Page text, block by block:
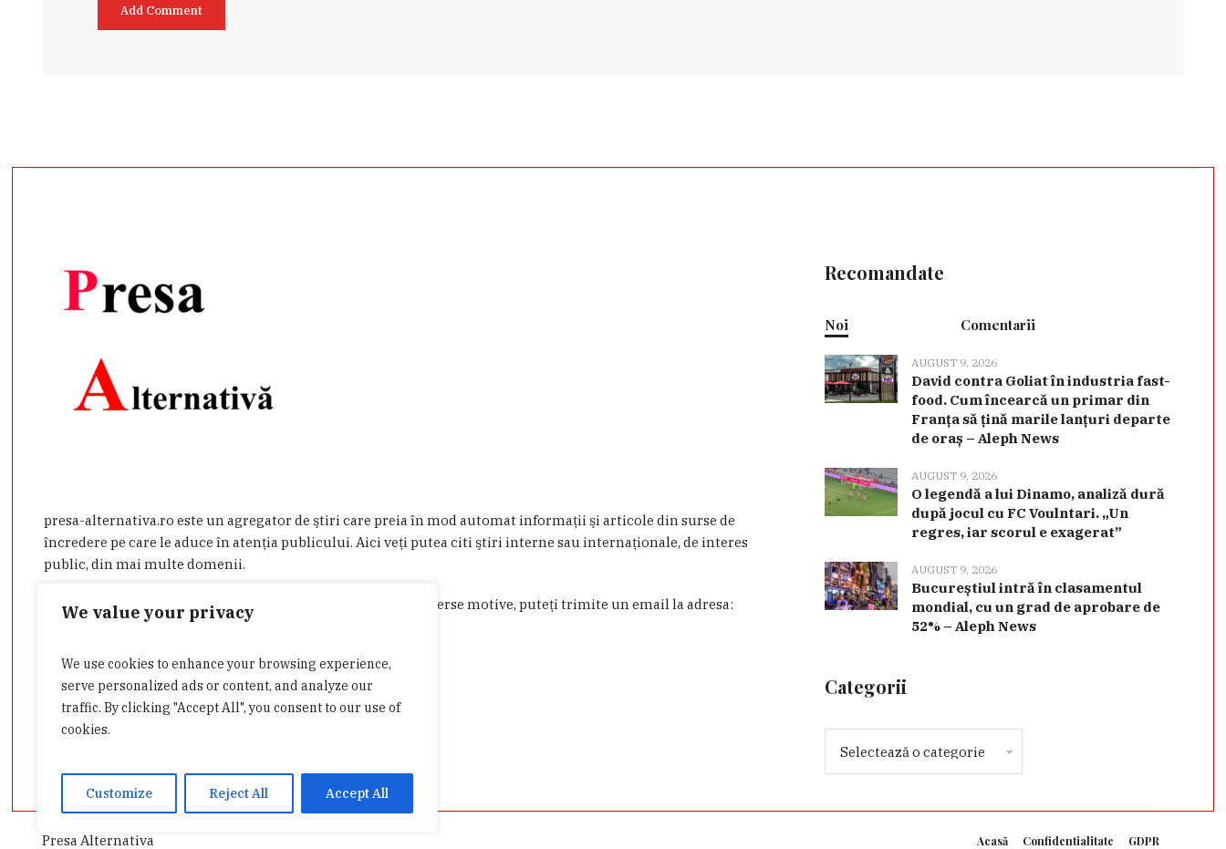
We value your privacy
We use cookies to enhance your browsing experience,
serve personalized ads or content, and analyze our
traffic. By clicking "Accept All", you consent to our use of
cookies.
Customize Reject All Accept All
presa-alternativa.ro este un agregator de ştiri care preia în mod automat informaţii şi articole din surse de
încredere pe care le aduce în atenţia publicului. Aici veţi putea citi ştiri interne sau internaţionale, de interes
public, din mai multe domenii.
Dacă aveţi o ştire de interes sau doriţi să ne contactaţi din diverse motive, puteţi trimite un email la adresa:
admin@presa-alternativa.ro
Recomandate
Noi Comentarii
AUGUST 9, 2026
David contra Goliat în industria fast-
food. Cum încearcă un primar din
Franța să țină marile lanțuri departe
de oraș – Aleph News
AUGUST 9, 2026
O legendă a lui Dinamo, analiză dură
după jocul cu FC Voulntari. „Un
regres, iar scorul e exagerat”
AUGUST 9, 2026
Bucureștiul intră în clasamentul
mondial, cu un grad de aprobare de
52% – Aleph News
Categorii
Acasă Confidentialitate GDPR
Presa Alternativa